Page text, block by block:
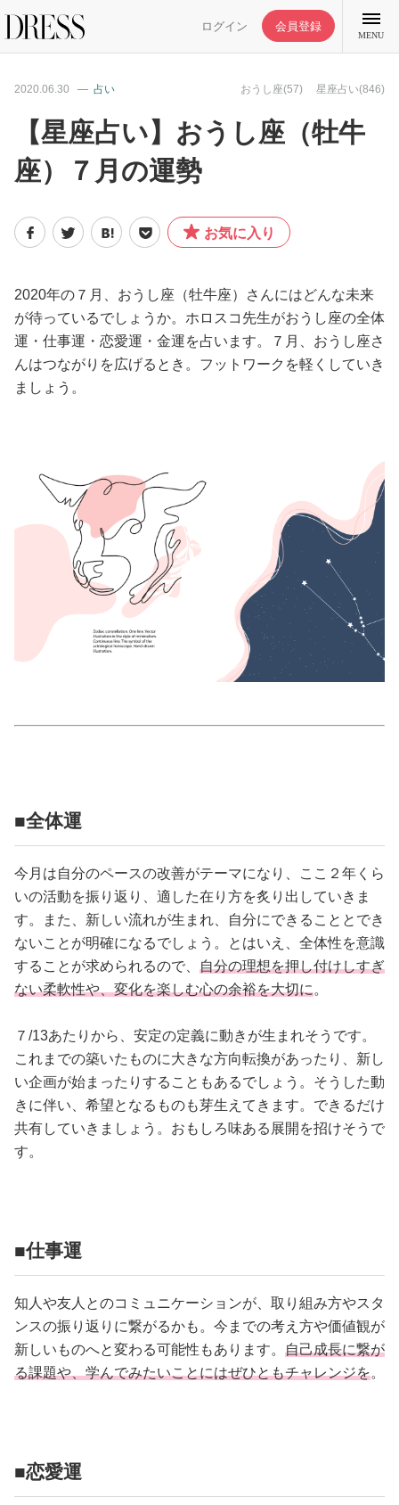
ログイン 会員登録
MENU
特集記事
DRESS部活
ファッション
ワークスタイル
妊娠/出産/家族
ココロ/カラダ
グルメ
ゲーム
2020.06.30 占い おうし座(57) 星座占い(846)
【星座占い】おうし座（牡牛
座）７月の運勢
お気に入り
2020年の７月、おうし座（牡牛座）さんにはどんな未来
が待っているでしょうか。ホロスコ先生がおうし座の全体
運・仕事運・恋愛運・金運を占います。７月、おうし座さ
んはつながりを広げるとき。フットワークを軽くしていき
ましょう。
■全体運
今月は自分のペースの改善がテーマになり、ここ２年くら
いの活動を振り返り、適した在り方を炙り出していきま
す。また、新しい流れが生まれ、自分にできることとでき
ないことが明確になるでしょう。とはいえ、全体性を意識
することが求められるので、 自分の理想を押し付けしすぎ
ない柔軟性や、変化を楽しむ心の余裕を大切に。
７/13あたりから、安定の定義に動きが生まれそうです。
これまでの築いたものに大きな方向転換があったり、新し
い企画が始まったりすることもあるでしょう。そうした動
きに伴い、希望となるものも芽生えてきます。できるだけ
共有していきましょう。おもしろ味ある展開を招けそうで
す。
■仕事運
知人や友人とのコミュニケーションが、取り組み方やスタ
ンスの振り返りに繋がるかも。今までの考え方や価値観が
新しいものへと変わる可能性もあります。 自己成長に繋が
る課題や、学んでみたいことにはぜひともチャレンジを。
■恋愛運